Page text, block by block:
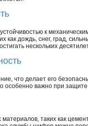
к
как дождь, снег, град,
нескольких
что делает его
особенно важно при
таких как